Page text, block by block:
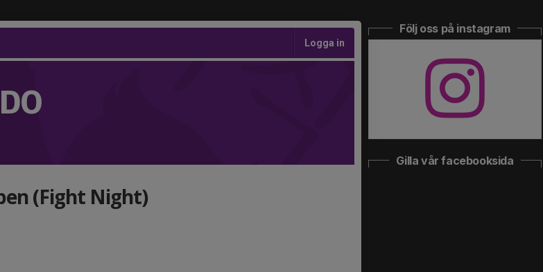
Logga in
(Fight Night)
Följ oss på instagram
Gilla vår facebooksida